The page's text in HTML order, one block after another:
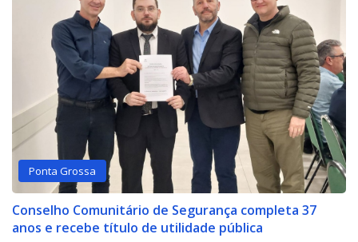
Ponta Grossa
Conselho Comunitário de Segurança completa 37
anos e recebe título de utilidade pública